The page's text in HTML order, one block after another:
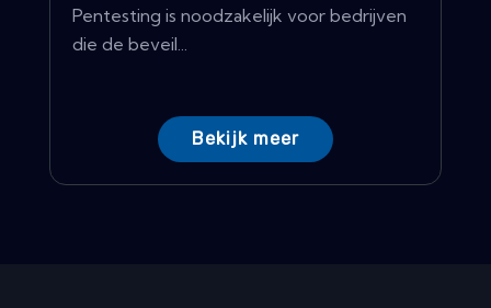
Pentesting is noodzakelijk voor bedrijven
die de beveil...
Bekijk meer